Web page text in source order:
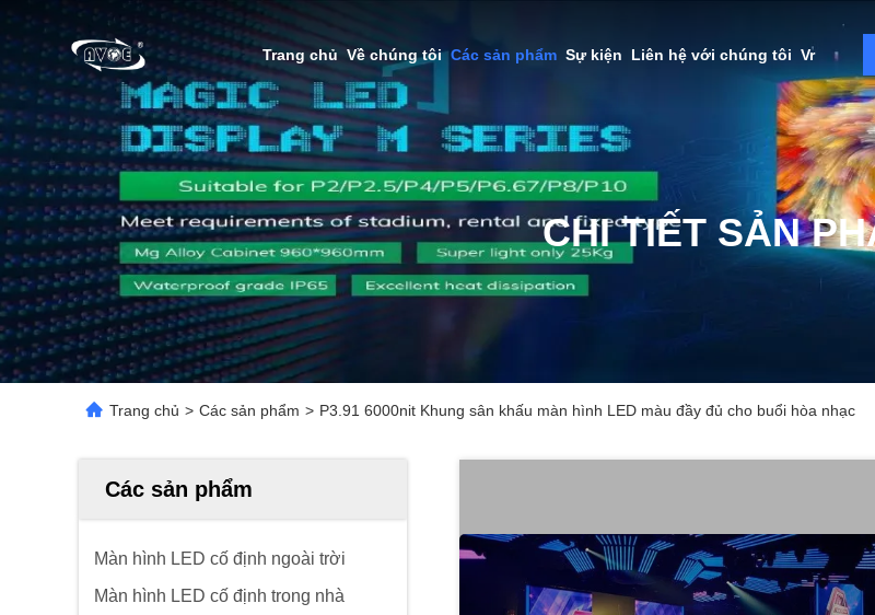
Trang chủ Về chúng tôi Các sản phẩm Sự kiện Liên hệ với chúng tôi Vr
CHI TIẾT SẢN
Trang chủ > Các sản phẩm > P3.91 6000nit Khung sân khấu màn hình LED màu đầy đủ cho buổi hòa nhạc
Các sản phẩm
Màn hình LED cố định ngoài trời
Màn hình LED cố định trong nhà